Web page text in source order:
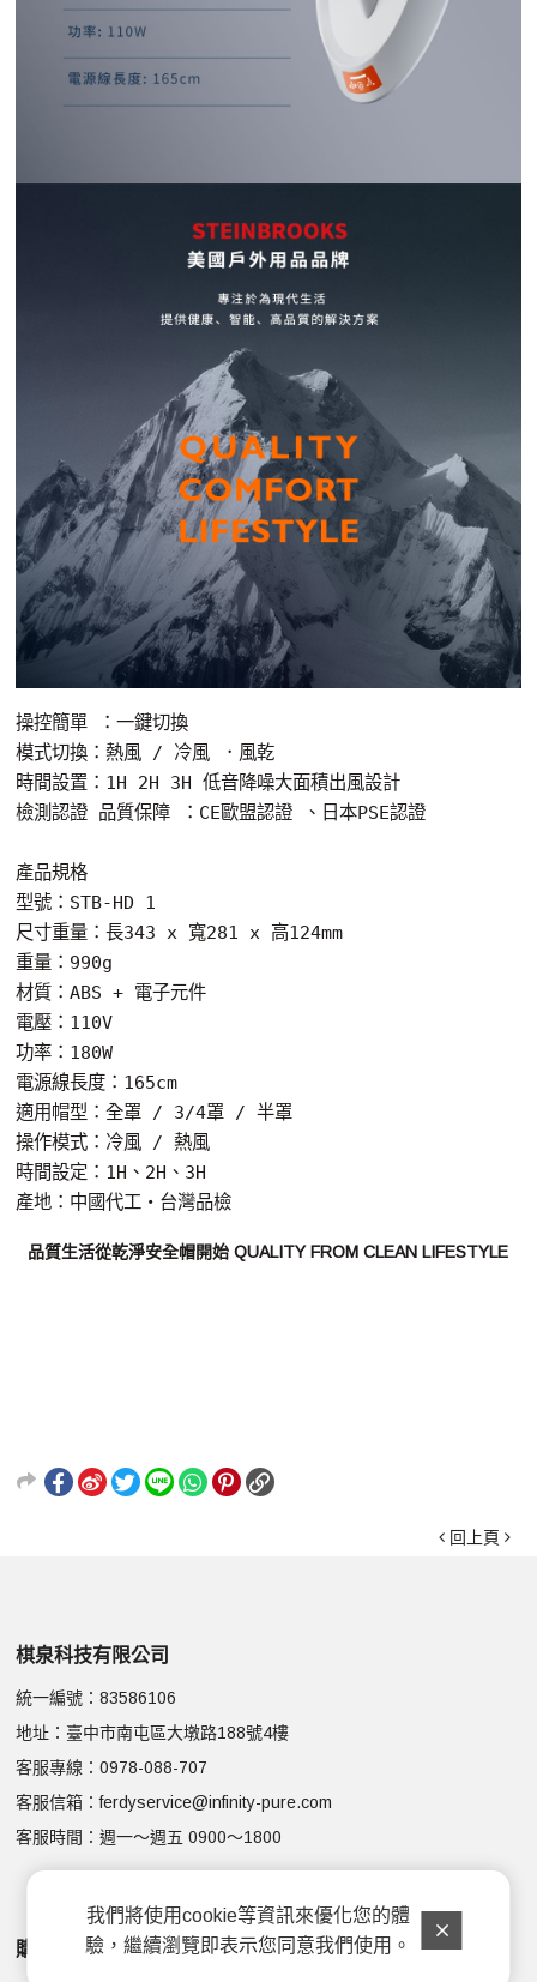
操控簡單 ：一鍵切換
模式切換：熱風 / 冷風 ．風乾
時間設置：1H 2H 3H 低音降噪大面積出風設計
檢測認證 品質保障 ：CE歐盟認證 、日本PSE認證
產品規格
型號：STB-HD 1
尺寸重量：長343 x 寬281 x 高124mm
重量：990g
材質：ABS + 電子元件
電壓：110V
功率：180W
電源線長度：165cm
適用帽型：全罩 / 3/4罩 / 半罩
操作模式：冷風 / 熱風
時間設定：1H、2H、3H
產地：中國代工・台灣品檢
品質生活從乾淨安全帽開始 QUALITY FROM CLEAN LIFESTYLE
回上頁
棋泉科技有限公司
統一編號：83586106
地址：臺中市南屯區大墩路188號4樓
客服專線：0978-088-707
客服信箱：ferdyservice@infinity-pure.com
客服時間：週一～週五 0900～1800
購物說明 顧客服務
我們將使用cookie等資訊來優化您的體
驗，繼續瀏覽即表示您同意我們使用。